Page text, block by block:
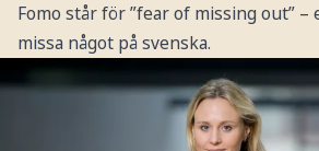
Fomo står för ”fear of missing out”
missa något på svenska.